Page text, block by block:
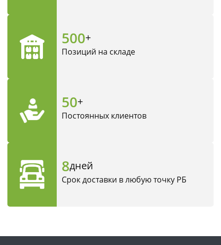
500+
Позиций на складе
50+
Постоянных клиентов
8дней
Срок доставки в любую точку РБ